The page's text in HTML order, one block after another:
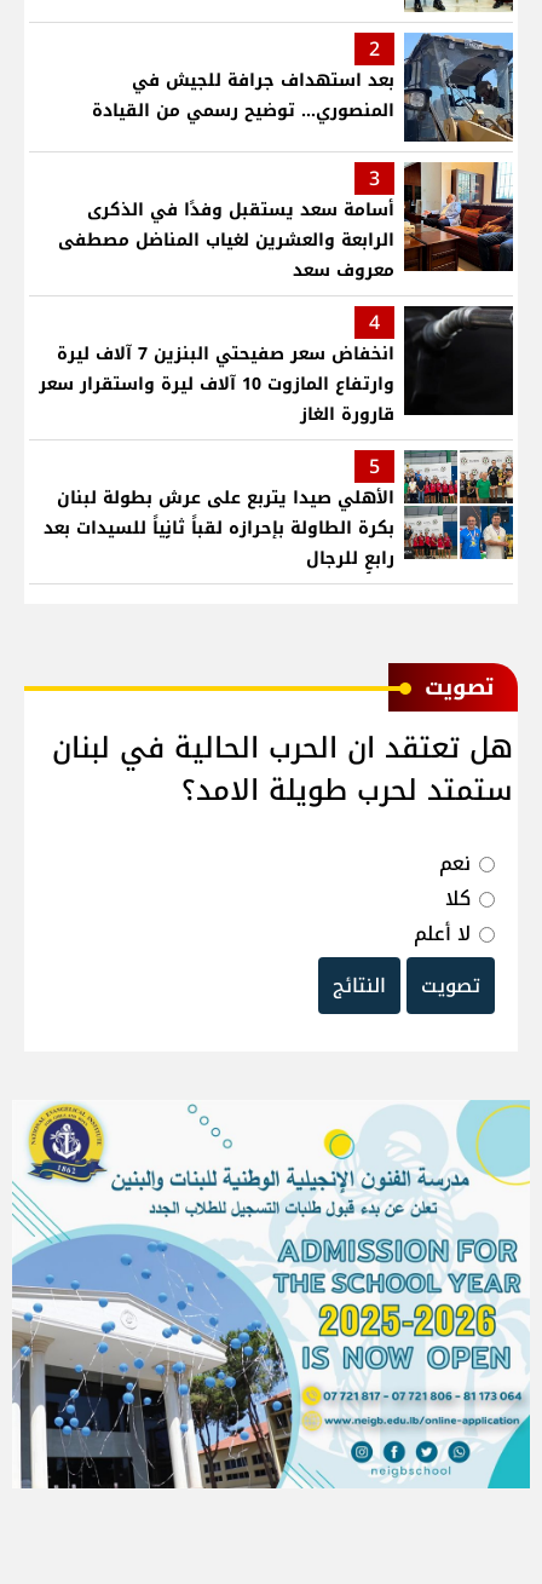
2
بعد استهداف جرافة للجيش في
المنصوري... توضيح رسمي من القيادة
3
أسامة سعد يستقبل وفدًا في الذكرى
الرابعة والعشرين لغياب المناضل مصطفى
معروف سعد
4
انخفاض سعر صفيحتي البنزين 7 آلاف ليرة
وارتفاع المازوت 10 آلاف ليرة واستقرار سعر
قارورة الغاز
5
الأهلي صيدا يتربع على عرش بطولة لبنان
بكرة الطاولة بإحرازه لقباً ثانٍياً للسيدات بعد
رابعٍ للرجال
ﺗﺼﻮﻳﺖ
هل تعتقد ان الحرب الحالية في لبنان
ستمتد لحرب طويلة الامد؟
نعم
كلا
لا أعلم
تصويت
النتائج